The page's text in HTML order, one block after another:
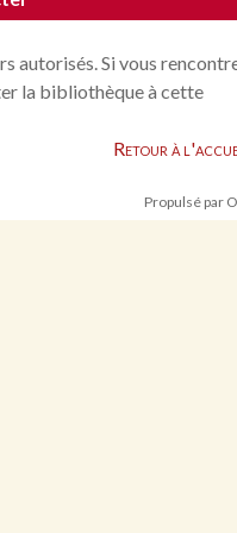
autorisés. Si vous
la bibliothèque à cette
Retour à
Propulsé par